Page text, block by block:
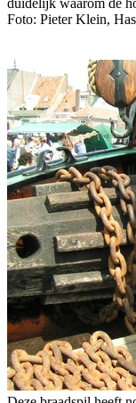
Foto: Pieter Klein,